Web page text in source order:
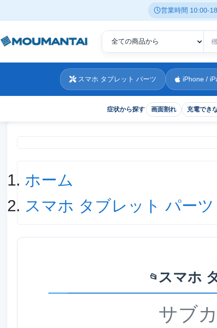
営業時間 10:00-
症状から探す 画面割れ 充電でき
スマホ タブレット パーツ iPhone /
現在位置
ホーム
スマホ タブレット パーツ
📂 スマホ
サブ